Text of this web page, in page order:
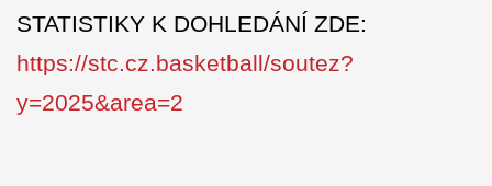
STATISTIKY K DOHLEDÁNÍ ZDE:
https://stc.cz.basketball/soutez?
y=2025&area=2